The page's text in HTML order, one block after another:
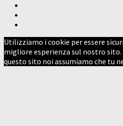
Utilizziamo i cookie per essere
migliore esperienza sul nostro
questo sito noi assumiamo che tu